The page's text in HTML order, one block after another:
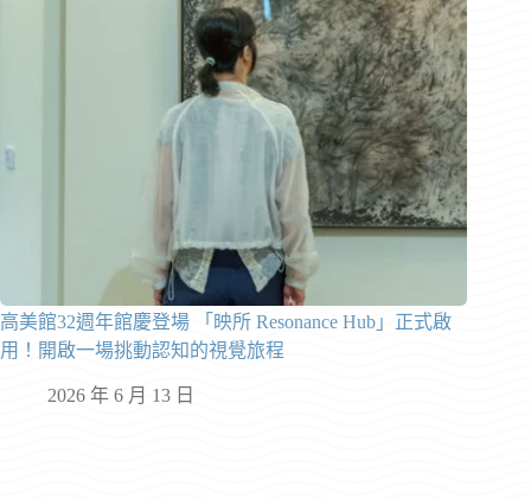
高美館32週年館慶登場 「映所 Resonance Hub」正式啟
用！開啟一場挑動認知的視覺旅程
2026 年 6 月 13 日